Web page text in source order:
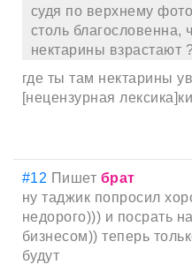
судя по верхнему
столь благословенна,
нектарины взрастают
где ты там нектарины
[нецензурная
#12 Пишет брат
ну таджик попросил
недорого))) и посрать
бизнесом)) теперь
будут